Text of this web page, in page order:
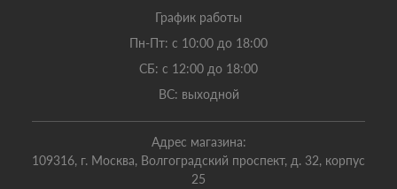
График работы
Пн-Пт: с 10:00 до 18:00
СБ: с 12:00 до 18:00
ВС: выходной
Адрес магазина:
109316, г. Москва, Волгоградский проспект, д. 32, корпус
25